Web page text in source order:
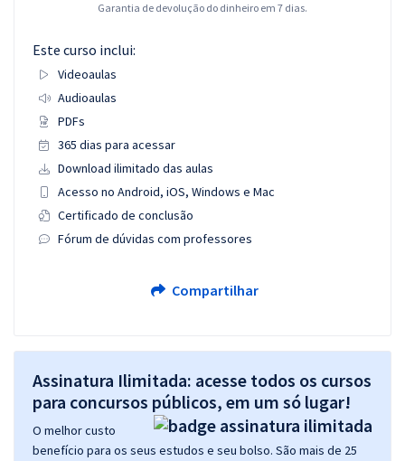
Garantia de devolução do dinheiro em 7 dias.
Este curso inclui:
Videoaulas
Audioaulas
PDFs
365 dias para acessar
Download ilimitado das aulas
Acesso no Android, iOS, Windows e Mac
Certificado de conclusão
Fórum de dúvidas com professores
Compartilhar
Assinatura Ilimitada: acesse todos os cursos
para concursos públicos, em um só lugar!
O melhor custo
benefício para os seus estudos e seu bolso. São mais de 25